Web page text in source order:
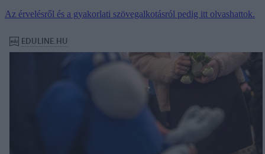
Az érvelésről és a gyakorlati szövegalkotásról pedig itt olvashattok.